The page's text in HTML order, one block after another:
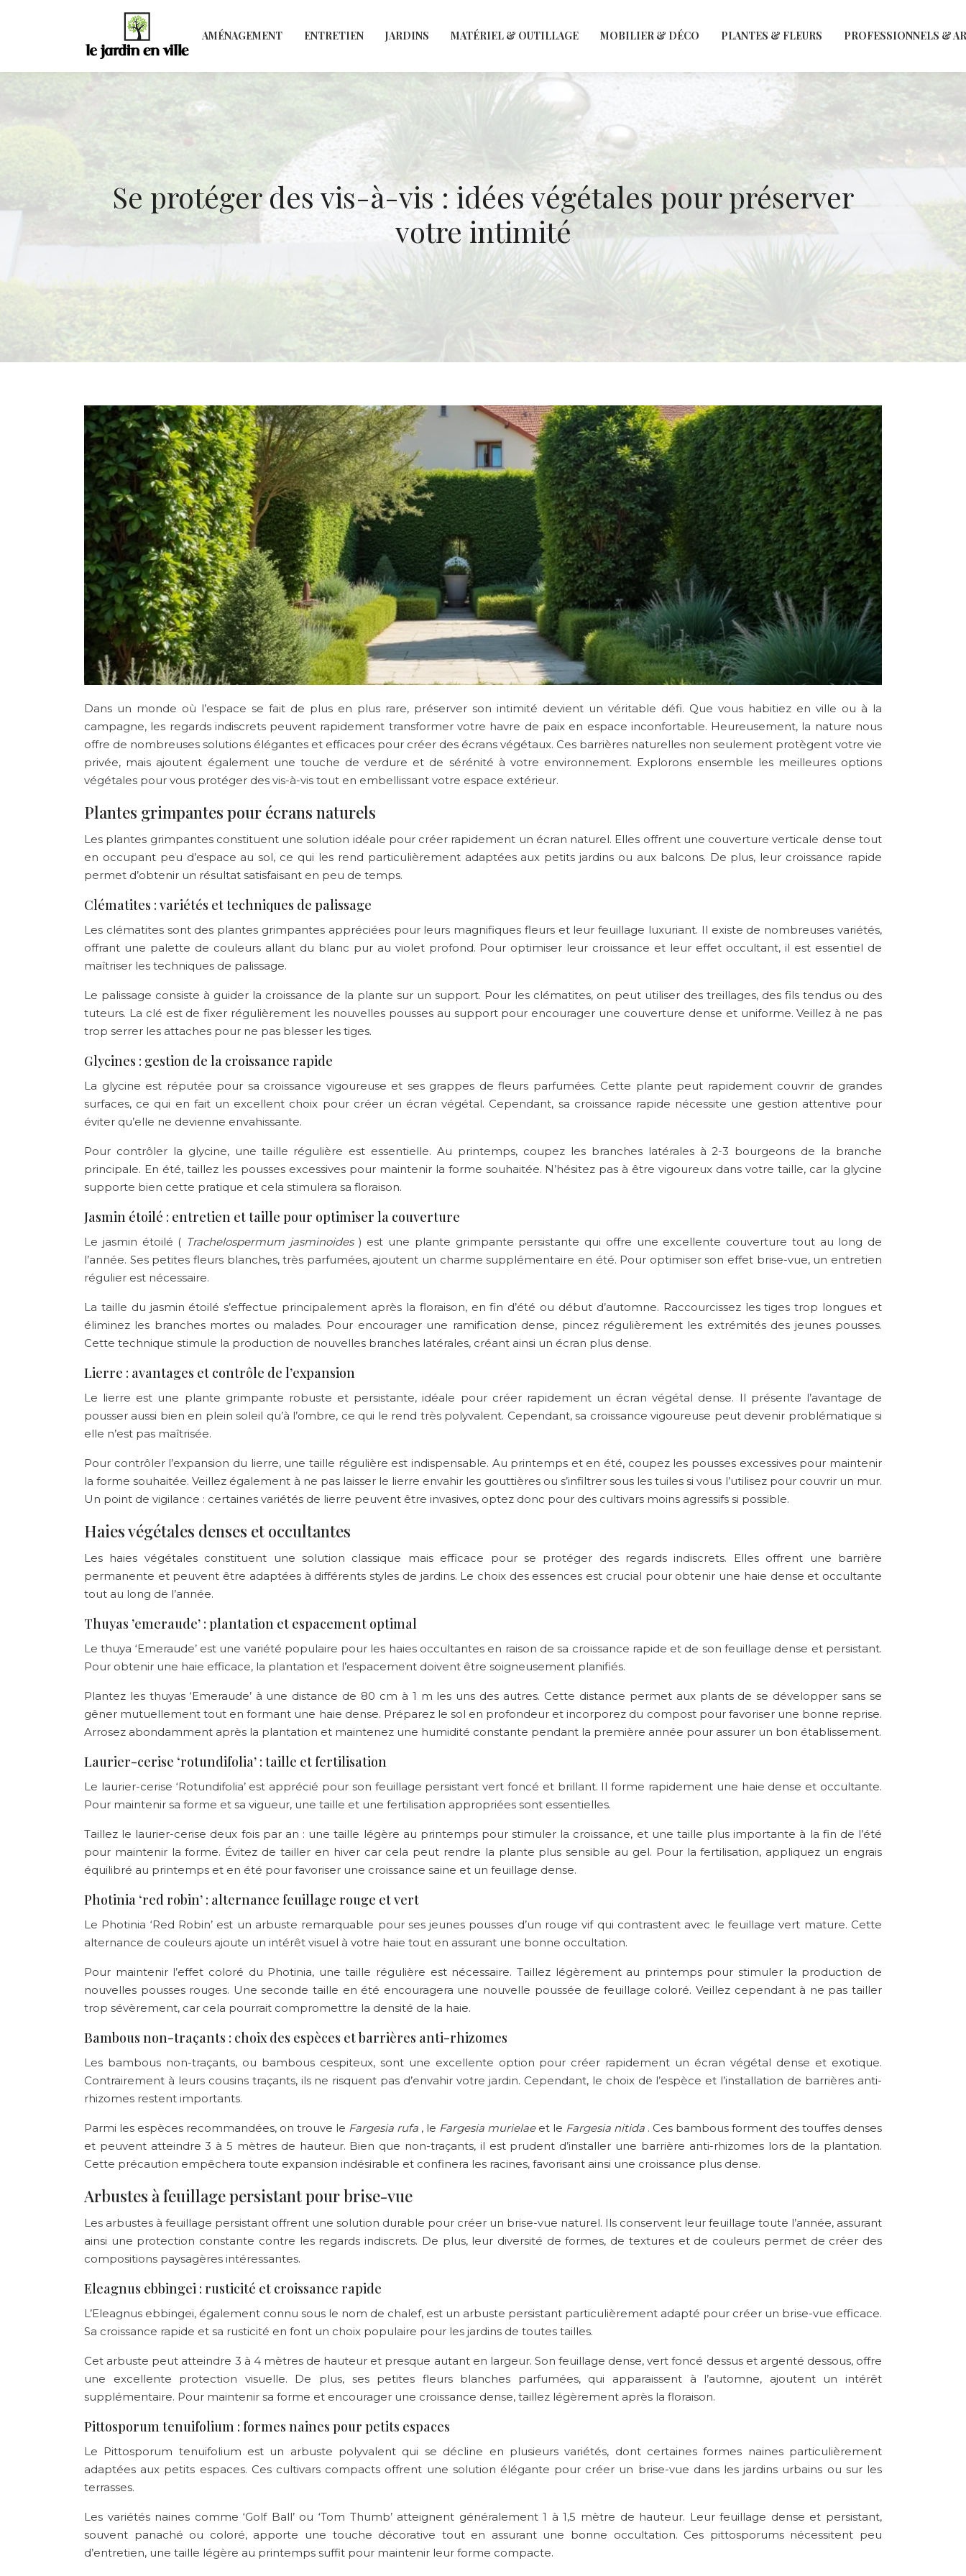
AMÉNAGEMENT ENTRETIEN JARDINS MATÉRIEL & OUTILLAGE MOBILIER & DÉCO PLANTES & FLEURS PROFESSIONNELS &
Se protéger des vis-à-vis : idées végétales pour préserver
votre intimité
Dans un monde où l’espace se fait de plus en plus rare, préserver son intimité devient un véritable défi. Que vous habitiez en ville ou à la
campagne, les regards indiscrets peuvent rapidement transformer votre havre de paix en espace inconfortable. Heureusement, la nature nous
offre de nombreuses solutions élégantes et efficaces pour créer des écrans végétaux. Ces barrières naturelles non seulement protègent votre vie
privée, mais ajoutent également une touche de verdure et de sérénité à votre environnement. Explorons ensemble les meilleures options
végétales pour vous protéger des vis-à-vis tout en embellissant votre espace extérieur.
Plantes grimpantes pour écrans naturels
Les plantes grimpantes constituent une solution idéale pour créer rapidement un écran naturel. Elles offrent une couverture verticale dense tout
en occupant peu d’espace au sol, ce qui les rend particulièrement adaptées aux petits jardins ou aux balcons. De plus, leur croissance rapide
permet d’obtenir un résultat satisfaisant en peu de temps.
Clématites : variétés et techniques de palissage
Les clématites sont des plantes grimpantes appréciées pour leurs magnifiques fleurs et leur feuillage luxuriant. Il existe de nombreuses variétés,
offrant une palette de couleurs allant du blanc pur au violet profond. Pour optimiser leur croissance et leur effet occultant, il est essentiel de
maîtriser les techniques de palissage.
Le palissage consiste à guider la croissance de la plante sur un support. Pour les clématites, on peut utiliser des treillages, des fils tendus ou des
tuteurs. La clé est de fixer régulièrement les nouvelles pousses au support pour encourager une couverture dense et uniforme. Veillez à ne pas
trop serrer les attaches pour ne pas blesser les tiges.
Glycines : gestion de la croissance rapide
La glycine est réputée pour sa croissance vigoureuse et ses grappes de fleurs parfumées. Cette plante peut rapidement couvrir de grandes
surfaces, ce qui en fait un excellent choix pour créer un écran végétal. Cependant, sa croissance rapide nécessite une gestion attentive pour
éviter qu’elle ne devienne envahissante.
Pour contrôler la glycine, une taille régulière est essentielle. Au printemps, coupez les branches latérales à 2-3 bourgeons de la branche
principale. En été, taillez les pousses excessives pour maintenir la forme souhaitée. N’hésitez pas à être vigoureux dans votre taille, car la glycine
supporte bien cette pratique et cela stimulera sa floraison.
Jasmin étoilé : entretien et taille pour optimiser la couverture
Le jasmin étoilé ( Trachelospermum jasminoides ) est une plante grimpante persistante qui offre une excellente couverture tout au long de
l’année. Ses petites fleurs blanches, très parfumées, ajoutent un charme supplémentaire en été. Pour optimiser son effet brise-vue, un entretien
régulier est nécessaire.
La taille du jasmin étoilé s’effectue principalement après la floraison, en fin d’été ou début d’automne. Raccourcissez les tiges trop longues et
éliminez les branches mortes ou malades. Pour encourager une ramification dense, pincez régulièrement les extrémités des jeunes pousses.
Cette technique stimule la production de nouvelles branches latérales, créant ainsi un écran plus dense.
Lierre : avantages et contrôle de l’expansion
Le lierre est une plante grimpante robuste et persistante, idéale pour créer rapidement un écran végétal dense. Il présente l’avantage de
pousser aussi bien en plein soleil qu’à l’ombre, ce qui le rend très polyvalent. Cependant, sa croissance vigoureuse peut devenir problématique si
elle n’est pas maîtrisée.
Pour contrôler l’expansion du lierre, une taille régulière est indispensable. Au printemps et en été, coupez les pousses excessives pour maintenir
la forme souhaitée. Veillez également à ne pas laisser le lierre envahir les gouttières ou s’infiltrer sous les tuiles si vous l’utilisez pour couvrir un mur.
Un point de vigilance : certaines variétés de lierre peuvent être invasives, optez donc pour des cultivars moins agressifs si possible.
Haies végétales denses et occultantes
Les haies végétales constituent une solution classique mais efficace pour se protéger des regards indiscrets. Elles offrent une barrière
permanente et peuvent être adaptées à différents styles de jardins. Le choix des essences est crucial pour obtenir une haie dense et occultante
tout au long de l’année.
Thuyas ’emeraude’ : plantation et espacement optimal
Le thuya ‘Emeraude’ est une variété populaire pour les haies occultantes en raison de sa croissance rapide et de son feuillage dense et persistant.
Pour obtenir une haie efficace, la plantation et l’espacement doivent être soigneusement planifiés.
Plantez les thuyas ‘Emeraude’ à une distance de 80 cm à 1 m les uns des autres. Cette distance permet aux plants de se développer sans se
gêner mutuellement tout en formant une haie dense. Préparez le sol en profondeur et incorporez du compost pour favoriser une bonne reprise.
Arrosez abondamment après la plantation et maintenez une humidité constante pendant la première année pour assurer un bon établissement.
Laurier-cerise ‘rotundifolia’ : taille et fertilisation
Le laurier-cerise ‘Rotundifolia’ est apprécié pour son feuillage persistant vert foncé et brillant. Il forme rapidement une haie dense et occultante.
Pour maintenir sa forme et sa vigueur, une taille et une fertilisation appropriées sont essentielles.
Taillez le laurier-cerise deux fois par an : une taille légère au printemps pour stimuler la croissance, et une taille plus importante à la fin de l’été
pour maintenir la forme. Évitez de tailler en hiver car cela peut rendre la plante plus sensible au gel. Pour la fertilisation, appliquez un engrais
équilibré au printemps et en été pour favoriser une croissance saine et un feuillage dense.
Photinia ‘red robin’ : alternance feuillage rouge et vert
Le Photinia ‘Red Robin’ est un arbuste remarquable pour ses jeunes pousses d’un rouge vif qui contrastent avec le feuillage vert mature. Cette
alternance de couleurs ajoute un intérêt visuel à votre haie tout en assurant une bonne occultation.
Pour maintenir l’effet coloré du Photinia, une taille régulière est nécessaire. Taillez légèrement au printemps pour stimuler la production de
nouvelles pousses rouges. Une seconde taille en été encouragera une nouvelle poussée de feuillage coloré. Veillez cependant à ne pas tailler
trop sévèrement, car cela pourrait compromettre la densité de la haie.
Bambous non-traçants : choix des espèces et barrières anti-rhizomes
Les bambous non-traçants, ou bambous cespiteux, sont une excellente option pour créer rapidement un écran végétal dense et exotique.
Contrairement à leurs cousins traçants, ils ne risquent pas d’envahir votre jardin. Cependant, le choix de l’espèce et l’installation de barrières anti-
rhizomes restent importants.
Parmi les espèces recommandées, on trouve le Fargesia rufa , le Fargesia murielae et le Fargesia nitida . Ces bambous forment des touffes denses
et peuvent atteindre 3 à 5 mètres de hauteur. Bien que non-traçants, il est prudent d’installer une barrière anti-rhizomes lors de la plantation.
Cette précaution empêchera toute expansion indésirable et confinera les racines, favorisant ainsi une croissance plus dense.
Arbustes à feuillage persistant pour brise-vue
Les arbustes à feuillage persistant offrent une solution durable pour créer un brise-vue naturel. Ils conservent leur feuillage toute l’année, assurant
ainsi une protection constante contre les regards indiscrets. De plus, leur diversité de formes, de textures et de couleurs permet de créer des
compositions paysagères intéressantes.
Eleagnus ebbingei : rusticité et croissance rapide
L’Eleagnus ebbingei, également connu sous le nom de chalef, est un arbuste persistant particulièrement adapté pour créer un brise-vue efficace.
Sa croissance rapide et sa rusticité en font un choix populaire pour les jardins de toutes tailles.
Cet arbuste peut atteindre 3 à 4 mètres de hauteur et presque autant en largeur. Son feuillage dense, vert foncé dessus et argenté dessous, offre
une excellente protection visuelle. De plus, ses petites fleurs blanches parfumées, qui apparaissent à l’automne, ajoutent un intérêt
supplémentaire. Pour maintenir sa forme et encourager une croissance dense, taillez légèrement après la floraison.
Pittosporum tenuifolium : formes naines pour petits espaces
Le Pittosporum tenuifolium est un arbuste polyvalent qui se décline en plusieurs variétés, dont certaines formes naines particulièrement
adaptées aux petits espaces. Ces cultivars compacts offrent une solution élégante pour créer un brise-vue dans les jardins urbains ou sur les
terrasses.
Les variétés naines comme ‘Golf Ball’ ou ‘Tom Thumb’ atteignent généralement 1 à 1,5 mètre de hauteur. Leur feuillage dense et persistant,
souvent panaché ou coloré, apporte une touche décorative tout en assurant une bonne occultation. Ces pittosporums nécessitent peu
d’entretien, une taille légère au printemps suffit pour maintenir leur forme compacte.